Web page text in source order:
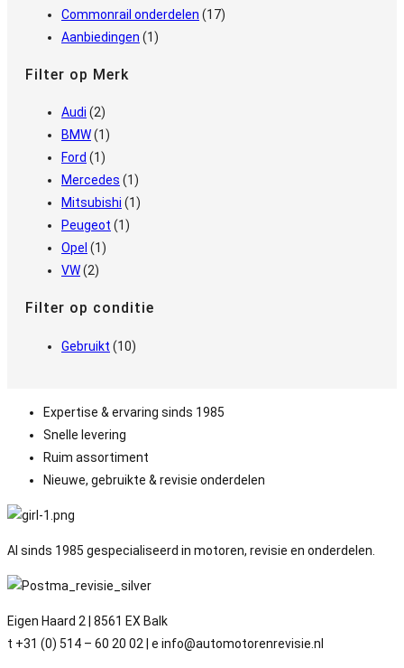
Commonrail onderdelen (17)
Aanbiedingen (1)
Filter op Merk
Audi (2)
BMW(1)
Ford (1)
Mercedes (1)
Mitsubishi (1)
Peugeot (1)
Opel (1)
VW(2)
Filter op conditie
Gebruikt (10)
Expertise & ervaring sinds 1985
Snelle levering
Ruim assortiment
Nieuwe, gebruikte & revisie onderdelen
Al sinds 1985 gespecialiseerd in motoren, revisie en onderdelen.
Eigen Haard 2 | 8561 EX Balk
t +31 (0) 514 – 60 20 02 | e info@automotorenrevisie.nl